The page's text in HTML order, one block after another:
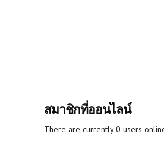
สมาชิกที่ออนไลน์
There are currently 0 users